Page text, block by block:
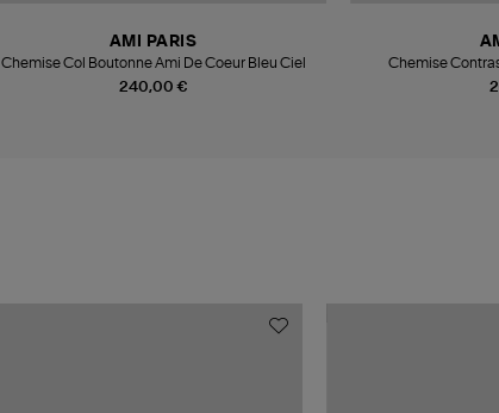
240,00 €
AMI PARIS
Chemise Col Boutonne Ami De Coeur Bleu Ciel Chemise